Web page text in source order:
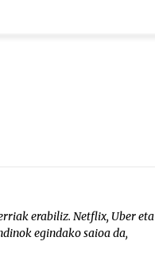
erabiliz. Netflix, Uber eta
egindako saioa da,